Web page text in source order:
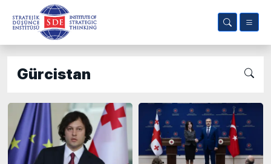
Gürcistan